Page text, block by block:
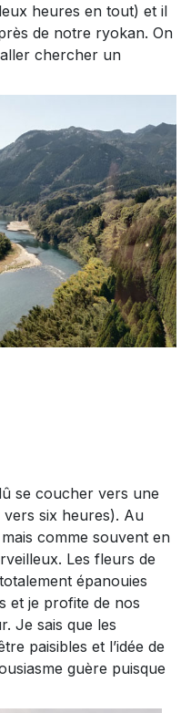
heures en tout) et il
de notre ryokan. On
chercher un
se coucher vers une
six heures). Au
comme souvent en
Les fleurs de
épanouies
et je profite de nos
Je sais que les
paisibles et l’idée de
guère puisque